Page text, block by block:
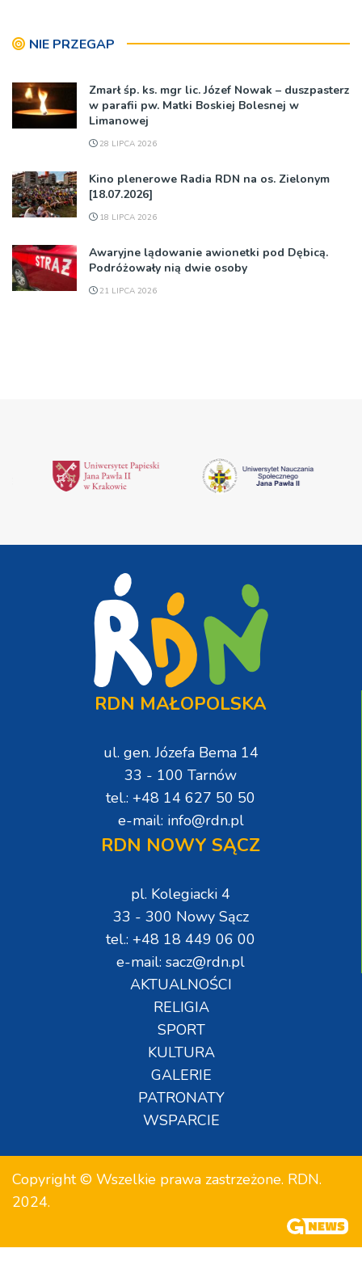
NIE PRZEGAP
Zmarł śp. ks. mgr lic. Józef Nowak – duszpasterz
w parafii pw. Matki Boskiej Bolesnej w
Limanowej
28 LIPCA 2026
Kino plenerowe Radia RDN na os. Zielonym
[18.07.2026]
18 LIPCA 2026
Awaryjne lądowanie awionetki pod Dębicą.
Podróżowały nią dwie osoby
21 LIPCA 2026
RDN MAŁOPOLSKA
ul. gen. Józefa Bema 14
33 - 100 Tarnów
tel.: +48 14 627 50 50
e-mail: info@rdn.pl
RDN NOWY SĄCZ
pl. Kolegiacki 4
33 - 300 Nowy Sącz
tel.: +48 18 449 06 00
e-mail: sacz@rdn.pl
AKTUALNOŚCI
RELIGIA
SPORT
KULTURA
GALERIE
PATRONATY
WSPARCIE
Copyright © Wszelkie prawa zastrzeżone. RDN.
2024.